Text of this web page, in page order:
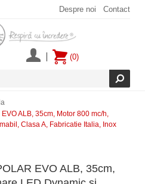
Despre noi Contact
(0)
ALB, 35cm, Motor 800 mc/h,
Clasa A, Fabricatie Italia, Inox
EVO ALB, 35cm,